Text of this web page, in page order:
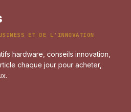
ET DE L'INNOVATION
hardware, conseils innovation,
chaque jour pour acheter,